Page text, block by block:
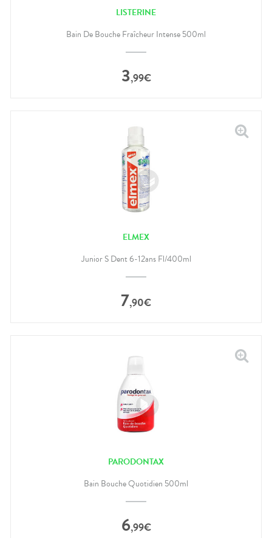
LISTERINE
Bain De Bouche Fraîcheur Intense 500ml
3,99€
ELMEX
Junior S Dent 6-12ans Fl/400ml
7,90€
PARODONTAX
Bain Bouche Quotidien 500ml
6,99€